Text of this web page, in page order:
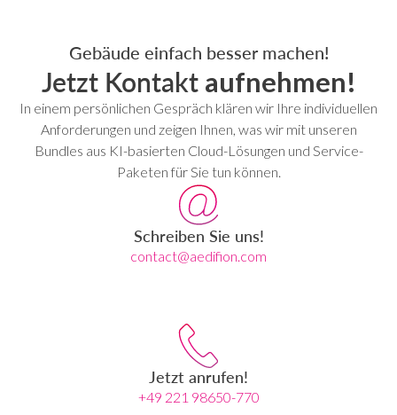
Gebäude einfach besser machen!
Jetzt Kontakt aufnehmen!
In einem persönlichen Gespräch klären wir Ihre individuellen
Anforderungen und zeigen Ihnen, was wir mit unseren
Bundles aus KI-basierten Cloud-Lösungen und Service-
Paketen für Sie tun können.
Schreiben Sie uns!
contact@aedifion.com
Jetzt anrufen!
+49 221 98650-770